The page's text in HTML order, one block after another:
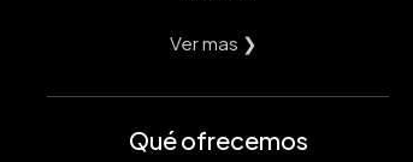
Ver mas ❯
Qué ofrecemos